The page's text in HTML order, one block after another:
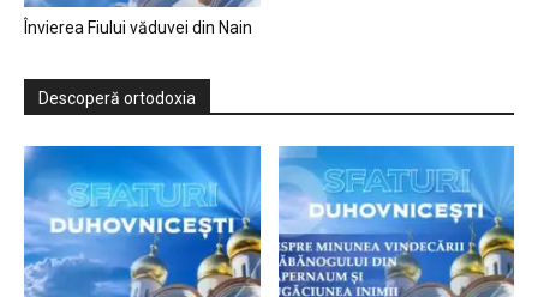
Învierea Fiului văduvei din Nain
Descoperă ortodoxia